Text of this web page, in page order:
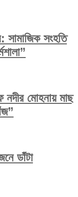
সামাজিক সংহতি
নদীর মোহনায় মাছ
ডাঁটা